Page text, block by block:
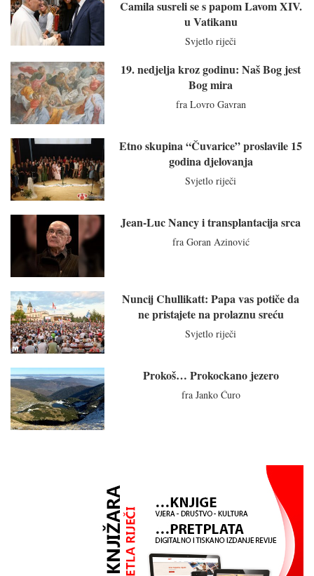
Camila susreli se s papom Lavom XIV.
u Vatikanu
Svjetlo riječi
19. nedjelja kroz godinu: Naš Bog jest
Bog mira
fra Lovro Gavran
Etno skupina “Čuvarice” proslavile 15
godina djelovanja
Svjetlo riječi
Jean-Luc Nancy i transplantacija srca
fra Goran Azinović
Nuncij Chullikatt: Papa vas potiče da
ne pristajete na prolaznu sreću
Svjetlo riječi
Prokoš… Prokockano jezero
fra Janko Ćuro